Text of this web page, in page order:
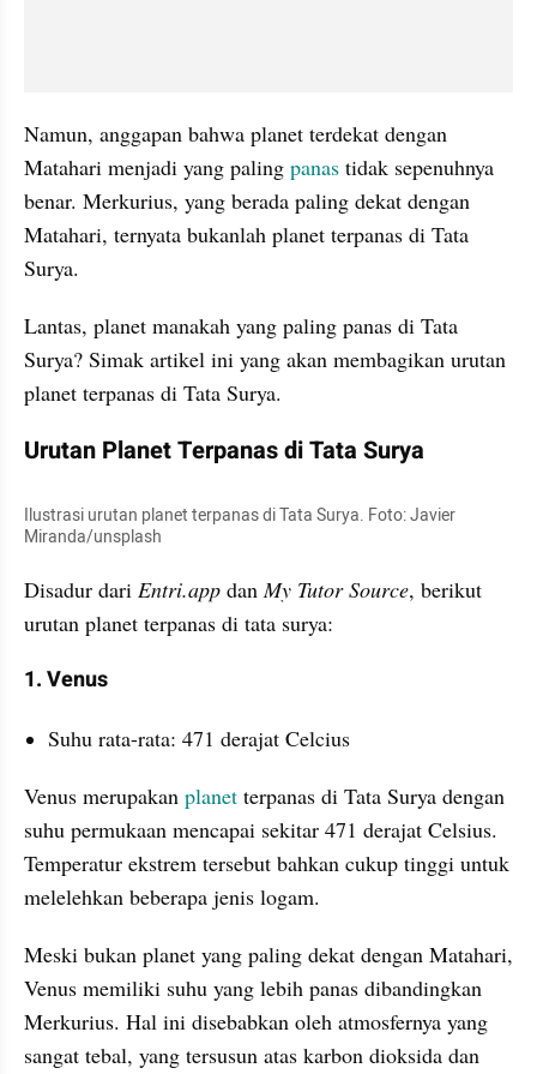
Namun, anggapan bahwa planet terdekat dengan
Matahari menjadi yang paling panas tidak sepenuhnya
benar. Merkurius, yang berada paling dekat dengan
Matahari, ternyata bukanlah planet terpanas di Tata
Surya.
Lantas, planet manakah yang paling panas di Tata
Surya? Simak artikel ini yang akan membagikan urutan
planet terpanas di Tata Surya.
Urutan Planet Terpanas di Tata Surya
Ilustrasi urutan planet terpanas di Tata Surya. Foto: Javier
Miranda/unsplash
Disadur dari Entri.app dan My Tutor Source, berikut
urutan planet terpanas di tata surya:
1. Venus
Suhu rata-rata: 471 derajat Celcius
Venus merupakan planet terpanas di Tata Surya dengan
suhu permukaan mencapai sekitar 471 derajat Celsius.
Temperatur ekstrem tersebut bahkan cukup tinggi untuk
melelehkan beberapa jenis logam.
Meski bukan planet yang paling dekat dengan Matahari,
Venus memiliki suhu yang lebih panas dibandingkan
Merkurius. Hal ini disebabkan oleh atmosfernya yang
sangat tebal, yang tersusun atas karbon dioksida dan